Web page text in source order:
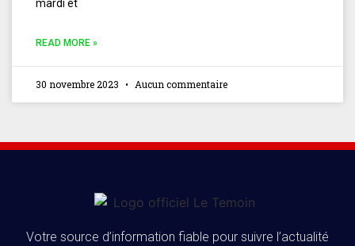
mardi et
READ MORE »
30 novembre 2023 Aucun commentaire
Votre source d’information fiable pour suivre l’actualité